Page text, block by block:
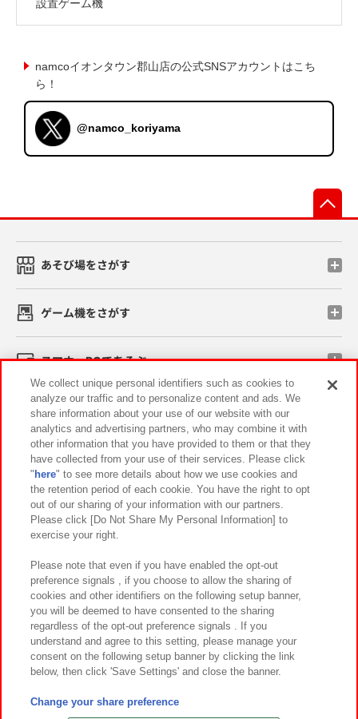
設置ゲーム機
namcoイオンタウン郡山店の公式SNSアカウントはこち
ら！
@namco_koriyama
あそび場をさがす
ゲーム機をさがす
スマホ・PCであそぶ
イベント・キャンペーン
関連会社 サステナビリティ サイトポリシー
プライバシーポリシー ウェブアクセシビリティ方針と検証結果
お取引先さまとともに
カスタマーハラスメント対応方針 よくあるご質問・お問い合わせ
©Bandai Namco Amusement Inc.
©Bandai Namco Amusement Lab Inc.
We collect unique personal identifiers such as cookies to
analyze our traffic and to personalize content and ads. We
share information about your use of our website with our
analytics and advertising partners, who may combine it with
other information that you have provided to them or that they
have collected from your use of their services. Please click
" here" to see more details about how we use cookies and
the retention period of each cookie. You have the right to opt
out of our sharing of your information with our partners.
Please click [Do Not Share My Personal Information] to
exercise your right.
Please note that even if you have enabled the opt-out
preference signals , if you choose to allow the sharing of
cookies and other identifiers on the following setup banner,
you will be deemed to have consented to the sharing
regardless of the opt-out preference signals . If you
understand and agree to this setting, please manage your
consent on the following setup banner by clicking the link
below, then click 'Save Settings' and close the banner.
Change your share preference